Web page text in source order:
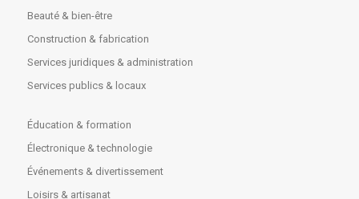
Beauté & bien-être
Construction & fabrication
Services juridiques & administration
Services publics & locaux
Éducation & formation
Électronique & technologie
Événements & divertissement
Loisirs & artisanat